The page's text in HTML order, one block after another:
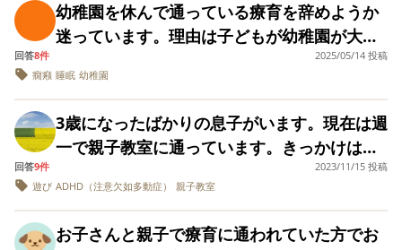
げ返事をする、というのを習得してきまし
た。 民間の児発の見学もしていますが、真似
が上手と教えてもらいました。実際、最近料
理に興味があるらしく、私が料理をしている
のをじっと観察し、ままごとで調理の真似を
したり、ぬいぐるみにご飯を食べさせてあげ
で、1年間を自宅で過ごすのは、あまりにもっ
たいないと思ってしまいます。 ですが、発達
相談センターに猛反対されていること（こち
が、結果がよくないのは容易に想像できま
す。療育先を探していますが、手続きがなか
なか進まず、多分年明け（２歳８～９か月
や発達障害の方とかかわる仕事をしていると
いうこともあり、成人後などの想像もする
と、とても暗い気持ちになってしまいます。
今後この子はどこまでできるようになるんで
しょうか。 きっと同じような質問はきっとい
くつもあるのだと思いますが、見つけること
聞けたらうれしいです。
と癇癪をおこす ・質問に質問で返す等のオウ
ム返しが他の子より多い（質問が成り立つ事
もある） ・こだわりがある。（絆創膏を貼っ
りに包帯をまいたら癇癪をおこす） ・お友達
が嫌がっても抱きつく。小さい子だと押し倒
しそうになる ・興味の幅が狭い（おままごと
セットやぬいぐるみも遊びはするが、お気に
入りの車や新幹線があればそればかり遊ぶ）
【母が気になっている事】 ・保育園で指摘さ
ず紙芝居を触りに行こうとする、1人教室から
出ようとする(呼べば戻る)、遊びの切り替え
が苦手で軽く癇癪を起こす、数回のみの参加
でしたが、周りの子と様子や発語の数も違い
ます。 家では食事の時間は座って自分でご飯
も食べ、外では手を繋げるようにはなってい
る、癇癪やこだわりもひどくないので、あま
り困っていません。 大変な事をしいて言うな
ーパーなどでうろちょろするです。 診断を受
か？ ③療育の行き渋りの経験談があれば聞き
たいです。 （嫌がる理由） ①毎回違う先生が
担当するため、子供が慣れにくい影響もあり
そうです。 ②2回目と3回目は同じ先生だった
ため、3回目の帰りは「また行く！○○先生好
き」と言っていたのですが、4回目全く違う先
生になった影響と、着いてすぐ分離するのが
嫌な影響があると思います。 ③奇声をあげる
子供や落ち着きがない子供も多く、ザワザワ
した場所が苦手な影響もありそうです。 （現
幼稚園を休んで通っている療育を辞めようか
迷っています。理由は子どもが幼稚園が大好
】 ・現在幼稚園と療育を併用している方で"
日を増やす "に至った方のお話が聞きたいで
す ・療育の回数を増やす、減らすにあたるみ
なさんの基準をお聞きしたいです 【 背景 】
現在、年少3歳2ヶ月の男児です。 幼稚園を
(火)のみお休みし、療育は1ヶ所のみ週2で(火)
回答8件
2025/05/14 投稿
癇癪 睡眠 幼稚園
3歳になったばかりの息子がいます。現在は週
一で親子教室に通っています。きっかけは発
語は早かったのになかなか増えず、発音不明
瞭なのと幼稚園のプレで落ち着きがなく椅子
出産もあってなかなか同年代の子との関わり
回答9件
2023/11/15 投稿
遊び ADHD（注意欠如多動症） 親子教室
お子さんと親子で療育に通われていた方でお